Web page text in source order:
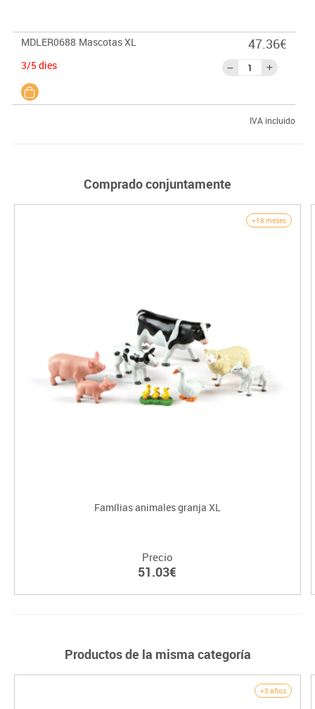
MDLER0688 Mascotas XL
3/5 dies
47.36€
IVA incluido
Comprado conjuntamente
+18 meses
Famílias animales granja XL
Precio
51.03€
Productos de la misma categoría
+3 años